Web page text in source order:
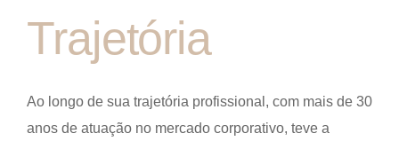
Trajetória
Ao longo de sua trajetória profissional, com mais de 30
anos de atuação no mercado corporativo, teve a